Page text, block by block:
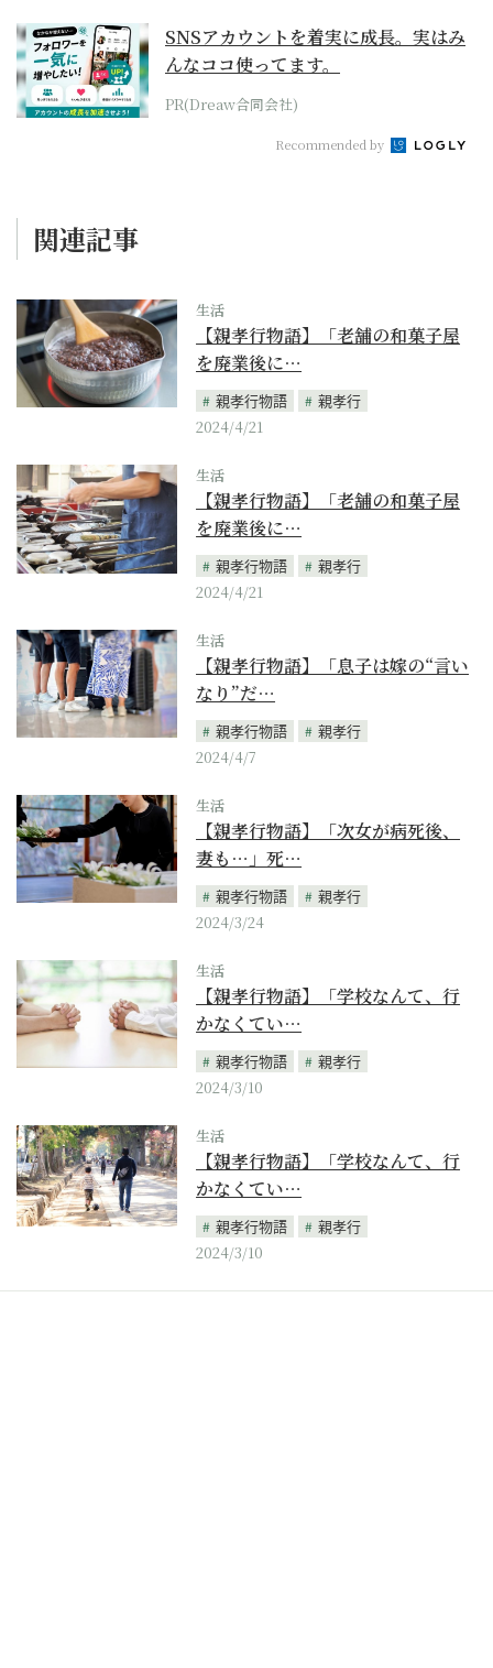
SNSアカウントを着実に成長。実はみ
んなココ使ってます。
PR(Dreaw合同会社)
Recommended by
関連記事
生活
【親孝行物語】「老舗の和菓子屋
を廃業後に…
親孝行物語
親孝行
2024/4/21
生活
【親孝行物語】「老舗の和菓子屋
を廃業後に…
親孝行物語
親孝行
2024/4/21
生活
【親孝行物語】「息子は嫁の“言い
なり”だ…
親孝行物語
親孝行
2024/4/7
生活
【親孝行物語】「次女が病死後、
妻も…」死…
親孝行物語
親孝行
2024/3/24
生活
【親孝行物語】「学校なんて、行
かなくてい…
親孝行物語
親孝行
2024/3/10
生活
【親孝行物語】「学校なんて、行
かなくてい…
親孝行物語
親孝行
2024/3/10